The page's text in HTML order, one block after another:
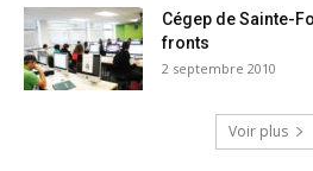
Cégep de Sainte-
fronts
2 septembre 2010
Voir plus